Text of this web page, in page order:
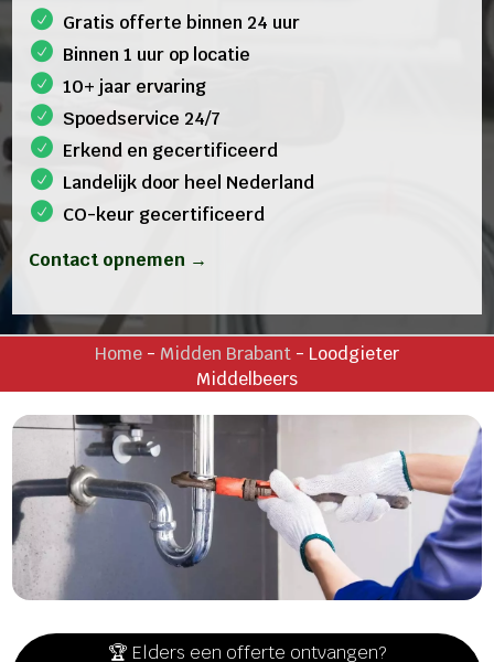
Gratis offerte binnen 24 uur
Binnen 1 uur op locatie
10+ jaar ervaring
Spoedservice 24/7
Erkend en gecertificeerd
Landelijk door heel Nederland
CO-keur gecertificeerd
Contact opnemen →
Home- Midden Brabant- Loodgieter
Middelbeers
🏆 Elders een offerte ontvangen?